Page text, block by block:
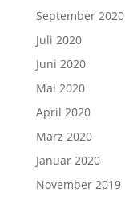
September 2020
Juli 2020
Juni 2020
Mai 2020
April 2020
März 2020
Januar 2020
November 2019